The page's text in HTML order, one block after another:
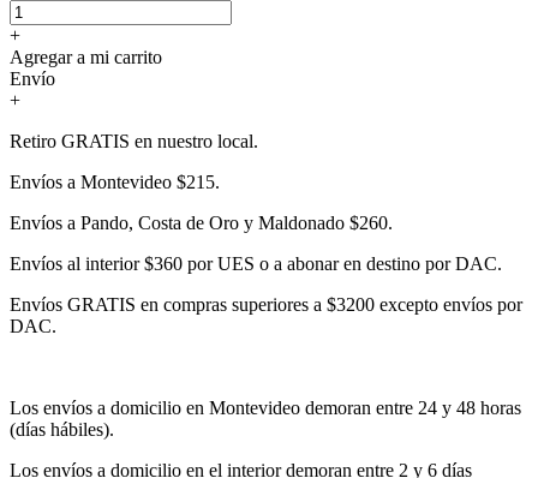
+
Agregar a mi carrito
Envío
+
Retiro GRATIS en nuestro local.
Envíos a Montevideo $215.
Envíos a Pando, Costa de Oro y Maldonado $260.
Envíos al interior $360 por UES o a abonar en destino por DAC.
Envíos GRATIS en compras superiores a $3200 excepto envíos por
DAC.
Los envíos a domicilio en Montevideo demoran entre 24 y 48 horas
(días hábiles).
Los envíos a domicilio en el interior demoran entre 2 y 6 días